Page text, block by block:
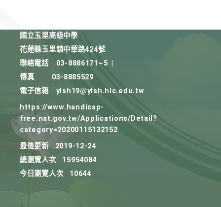
國立玉里高級中學
花蓮縣玉里鎮中華路424號
聯絡電話
03-8886171~5
傳真
03-8885529
電子信箱
ylsh19@ylsh.hlc.edu.tw
https://www.handicap-
free.nat.gov.tw/Applications/Detail?
category=20200115132152
最後更新
2019-12-24
總瀏覽人次
15954084
今日瀏覽人次
10644